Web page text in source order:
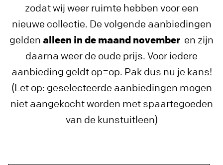
zodat wij weer ruimte hebben voor een
nieuwe collectie. De volgende aanbiedingen
gelden alleen in de maand november en zijn
daarna weer de oude prijs. Voor iedere
aanbieding geldt op=op. Pak dus nu je kans!
(Let op: geselecteerde aanbiedingen mogen
niet aangekocht worden met spaartegoeden
van de kunstuitleen)